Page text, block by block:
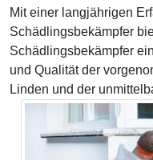
Mit einer langjährigen
Schädlingsbekämpfer
Schädlingsbekämpfer
und Qualität der
Linden und der